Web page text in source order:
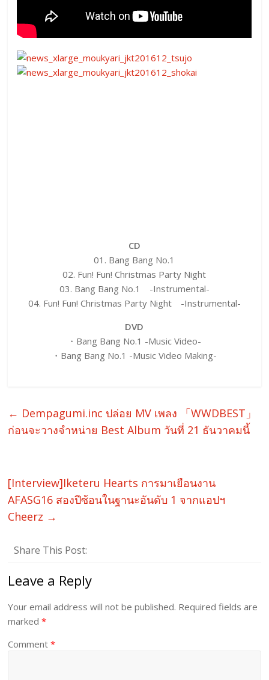
CD
01. Bang Bang No.1
02. Fun! Fun! Christmas Party Night
03. Bang Bang No.1 -Instrumental-
04. Fun! Fun! Christmas Party Night -Instrumental-
DVD
・Bang Bang No.1 -Music Video-
・Bang Bang No.1 -Music Video Making-
← Dempagumi.inc ปล่อย MV เพลง 「WWDBEST」
ก่อนจะวางจำหน่าย Best Album วันที่ 21 ธันวาคมนี้
[Interview]Iketeru Hearts การมาเยือนงาน
AFASG16 สองปีซ้อนในฐานะอันดับ 1 จากแอปฯ
Cheerz →
Share This Post:
Leave a Reply
Your email address will not be published. Required fields are
marked*
Comment*